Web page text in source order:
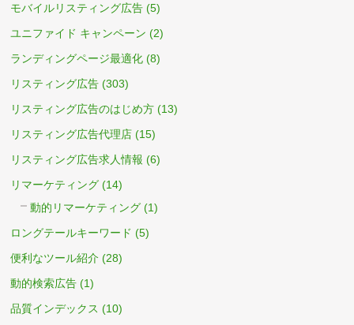
モバイルリスティング広告 (5)
ユニファイド キャンペーン (2)
ランディングページ最適化 (8)
リスティング広告 (303)
リスティング広告のはじめ方 (13)
リスティング広告代理店 (15)
リスティング広告求人情報 (6)
リマーケティング (14)
動的リマーケティング (1)
ロングテールキーワード (5)
便利なツール紹介 (28)
動的検索広告 (1)
品質インデックス (10)